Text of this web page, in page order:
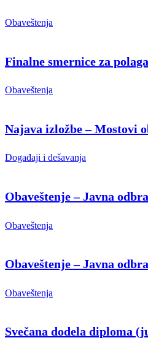
Obaveštenja
Finalne smernice za
Obaveštenja
Najava izložbe – Mostovi
Događaji i dešavanja
Obaveštenje – Javna
Obaveštenja
Obaveštenje – Javna
Obaveštenja
Svečana dodela diploma